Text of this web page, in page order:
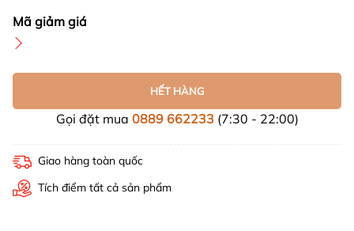
Mã giảm giá
HẾT HÀNG
Gọi đặt mua 0889 662233(7:30 - 22:00)
Giao hàng toàn quốc
Tích điểm tất cả sản phẩm